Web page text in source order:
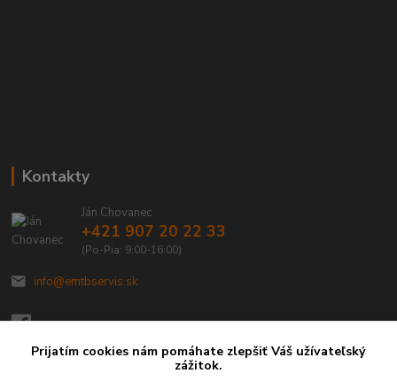
Kontakty
Ján Chovanec
+421 907 20 22 33
(Po-Pia: 9:00-16:00)
info@emtbservis.sk
Prijatím cookies nám pomáhate zlepšiť Váš užívateľský
zážitok.